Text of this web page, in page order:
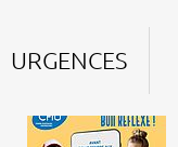
URGENCES